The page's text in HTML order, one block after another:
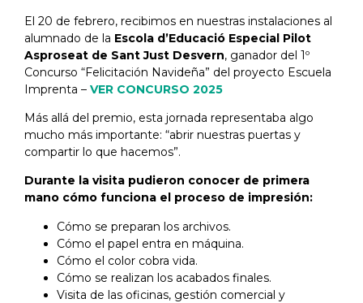
El 20 de febrero, recibimos en nuestras instalaciones al
alumnado de la Escola d’Educació Especial Pilot
Asproseat de Sant Just Desvern, ganador del 1º
Concurso “Felicitación Navideña” del proyecto Escuela
Imprenta – VER CONCURSO 2025
Más allá del premio, esta jornada representaba algo
mucho más importante: “abrir nuestras puertas y
compartir lo que hacemos”.
Durante la visita pudieron conocer de primera
mano cómo funciona el proceso de impresión:
Cómo se preparan los archivos.
Cómo el papel entra en máquina.
Cómo el color cobra vida.
Cómo se realizan los acabados finales.
Visita de las oficinas, gestión comercial y